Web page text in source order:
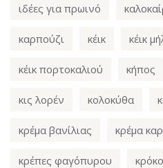
ιδέες για πρωινό
καρπούζι κέικ κέικ
κέικ πορτοκαλιού κήπος
κις λορέν κολοκύθα
κρέμα βανίλιας κρέμα
κρέπες φαγόπυρου